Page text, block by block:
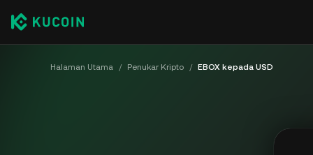
Halaman Utama / Penukar Kripto / EBOX kepada USD